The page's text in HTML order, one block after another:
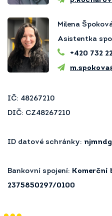
Milena
Asistentka
+420 732
IČ: 48267210
DIČ: CZ48267210
ID datové schránky:
Bankovní spojení: Komerční
2375850297/0100